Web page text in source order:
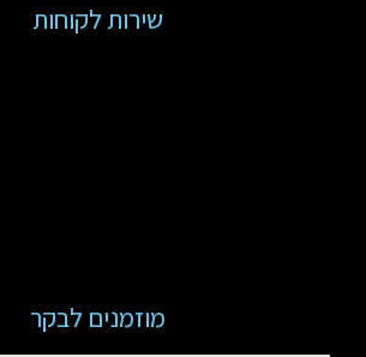
שירות לקוחות
מוזמנים לבקר